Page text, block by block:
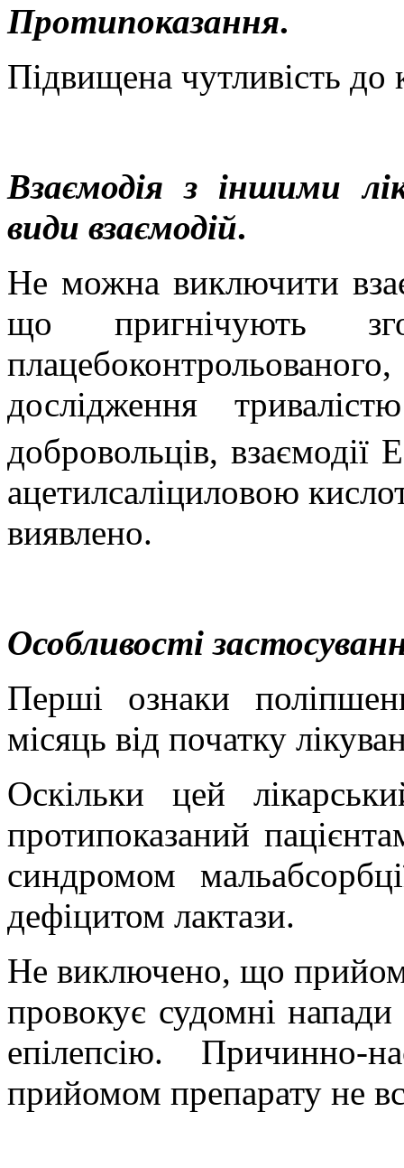
Протипоказання.
Підвищена чутливість до
Взаємодія з іншими
види взаємодій.
Не можна виключити
що пригнічують
дослідження
добровольців, взаємодії
ацетилсаліциловою
виявлено.
Особливості
Перші ознаки
місяць від початку
Оскільки цей
протипоказаний
синдромом
дефіцитом лактази.
Не виключено, що прийом
провокує судомні
епілепсію. Причинно-
прийомом препарату не